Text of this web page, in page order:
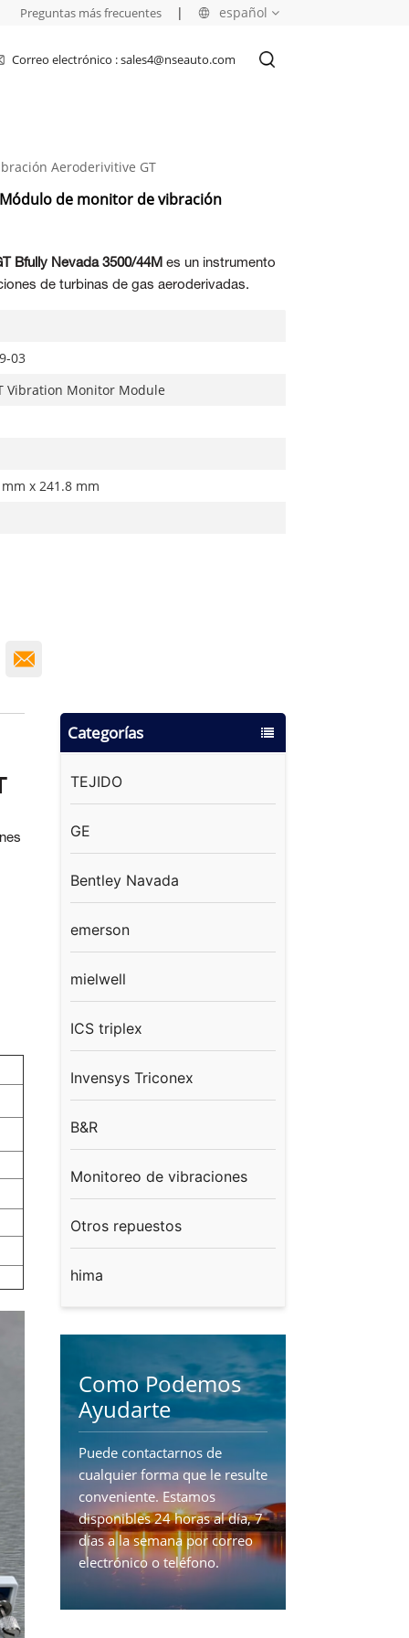
español
العربية
Preguntas más frecuentes |
Correo electrónico : sales4@nseauto.com
Aeroderivitive GT
de monitor de vibración
Bfully Nevada 3500/44M es un instrumento
de turbinas de gas aeroderivadas.
03
Vibration Monitor Module
x 241.8 mm
Categorías
TEJIDO
GE
Bentley Navada
emerson
mielwell
ICS triplex
Invensys Triconex
B&R
Monitoreo de vibraciones
Otros repuestos
hima
Como Podemos
Ayudarte
Puede contactarnos de
cualquier forma que le resulte
conveniente. Estamos
disponibles 24 horas al día, 7
días a la semana por correo
electrónico o teléfono.